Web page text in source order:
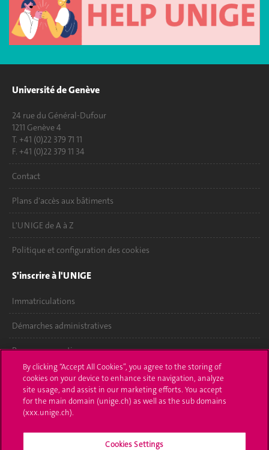
Université de Genève
24 rue du Général-Dufour
1211 Genève 4
T. +41 (0)22 379 71 11
F. +41 (0)22 379 11 34
Contact
Plans d'accès aux bâtiments
L'UNIGE de A à Z
Politique et configuration des cookies
S'inscrire à l'UNIGE
Immatriculations
Démarches administratives
Poser une question
L'UNIGE vous informe
UNIGE Mobile
By clicking “Accept All Cookies”, you agree to the storing of
cookies on your device to enhance site navigation, analyze
site usage, and assist in our marketing efforts. You accept
for the main domain (unige.ch) as well as the sub domains
(xxx.unige.ch).
Cookies Settings